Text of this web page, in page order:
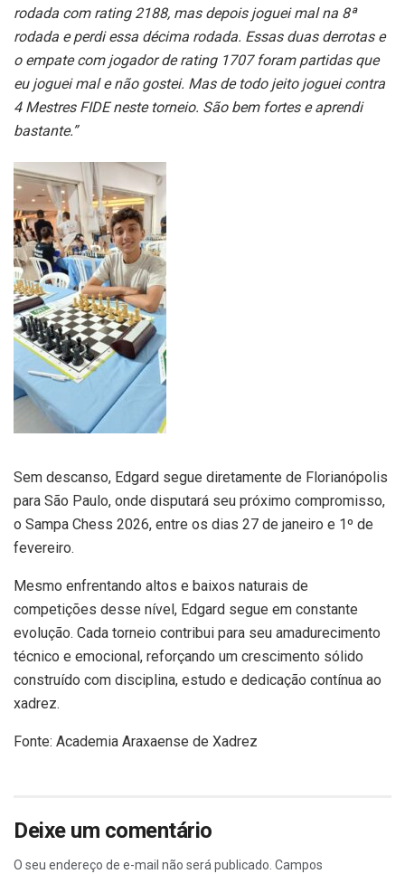
rodada com rating 2188, mas depois joguei mal na 8ª
rodada e perdi essa décima rodada. Essas duas derrotas e
o empate com jogador de rating 1707 foram partidas que
eu joguei mal e não gostei. Mas de todo jeito joguei contra
4 Mestres FIDE neste torneio. São bem fortes e aprendi
bastante.”
Sem descanso, Edgard segue diretamente de Florianópolis
para São Paulo, onde disputará seu próximo compromisso,
o Sampa Chess 2026, entre os dias 27 de janeiro e 1º de
fevereiro.
Mesmo enfrentando altos e baixos naturais de
competições desse nível, Edgard segue em constante
evolução. Cada torneio contribui para seu amadurecimento
técnico e emocional, reforçando um crescimento sólido
construído com disciplina, estudo e dedicação contínua ao
xadrez.
Fonte: Academia Araxaense de Xadrez
Deixe um comentário
O seu endereço de e-mail não será publicado. Campos